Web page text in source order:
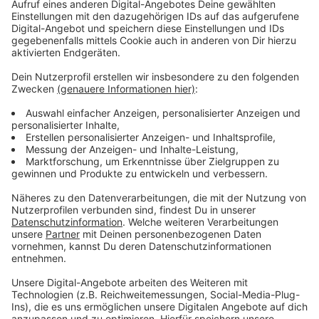
Anzeige
berichtet im Gespräch mit Nachmittagsmoderator
Matthias Kamps über die Erwartungen an das
Münsteraner Impfzentrum: